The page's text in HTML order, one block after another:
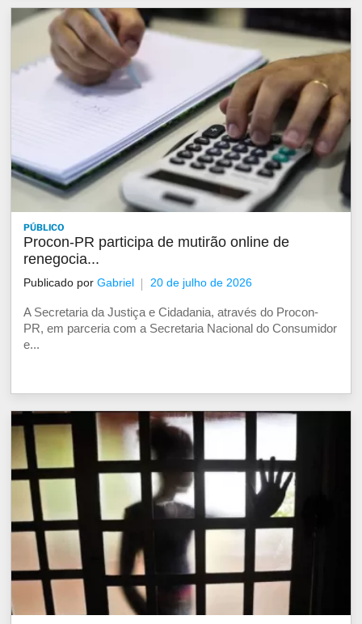
PÚBLICO
Procon-PR participa de mutirão online de
renegocia...
Publicado porGabriel 20 de julho de 2026
A Secretaria da Justiça e Cidadania, através do Procon-
PR, em parceria com a Secretaria Nacional do Consumidor
e...